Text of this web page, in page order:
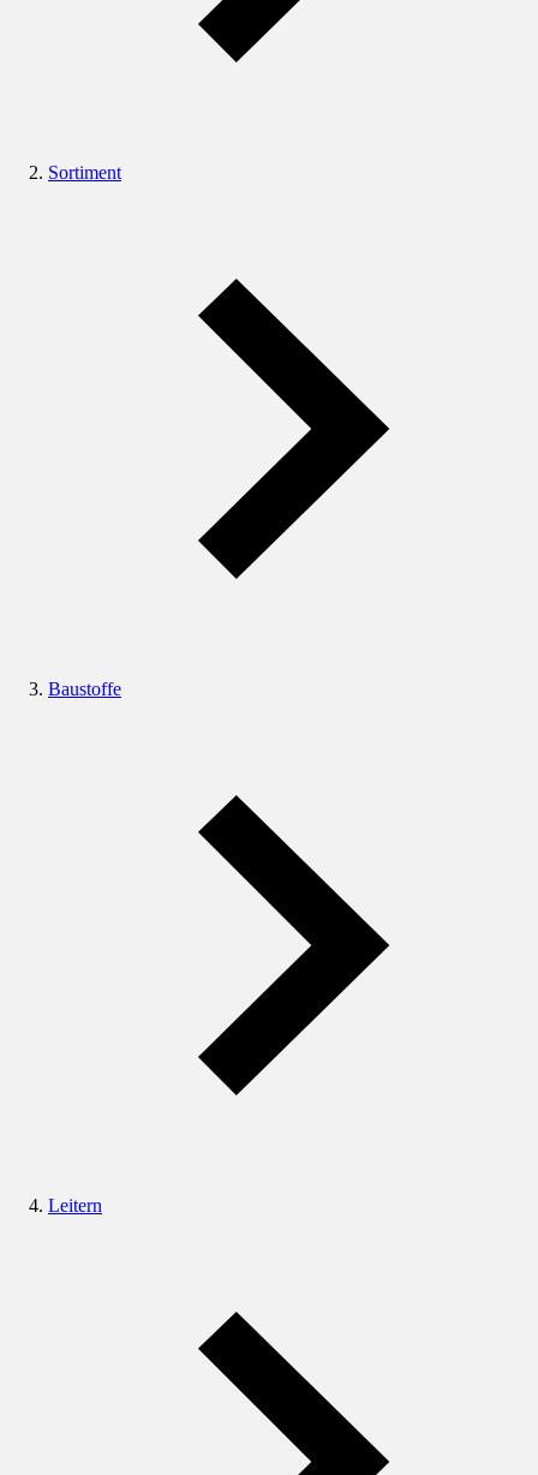
Sortiment
Baustoffe
Leitern